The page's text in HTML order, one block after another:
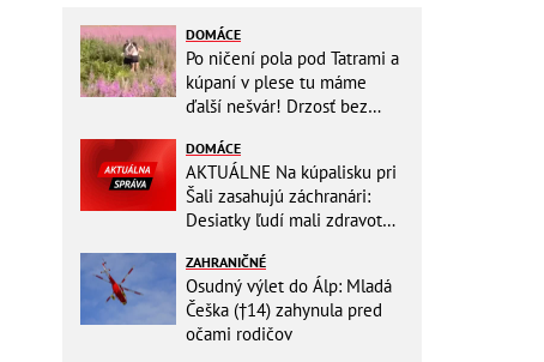
DOMÁCE
Po ničení pola pod Tatrami a
kúpaní v plese tu máme
ďalší nešvár! Drzosť bez
vošla do...
DOMÁCE
AKTUÁLNE Na kúpalisku pri
Šali zasahujú záchranári:
Desiatky ľudí mali zdravotné
ZAHRANIČNÉ
Osudný výlet do Álp: Mladá
Češka (†14) zahynula pred
očami rodičov